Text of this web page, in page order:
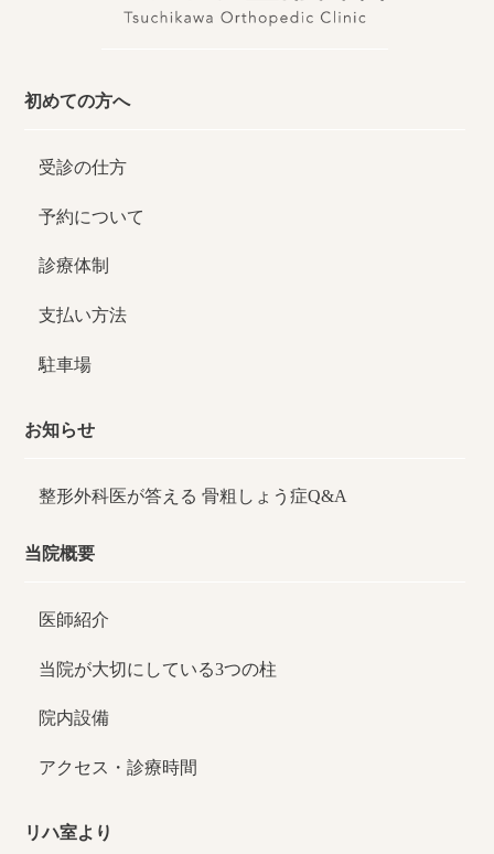
初めての方へ
受診の仕方
予約について
診療体制
支払い方法
駐車場
お知らせ
整形外科医が答える 骨粗しょう症Q&A
当院概要
医師紹介
当院が大切にしている3つの柱
院内設備
アクセス・診療時間
リハ室より